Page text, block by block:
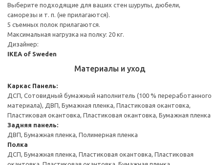
Выберите подходящие для ваших стен шурупы, дюбели,
саморезы и т. п. (не прилагаются).
5 съемных полок прилагаются.
Максимальная нагрузка на полку: 20 кг.
Дизайнер:
IKEA of Sweden
Материалы и уход
Каркас Панель:
ДСП, Сотовидный бумажный наполнитель (100 % переработанного
материала), ДВП, Бумажная пленка, Пластиковая окантовка,
Пластиковая окантовка, Пластиковая окантовка, Бумажная пленка
Задняя панель:
ДВП, Бумажная пленка, Полимерная пленка
Полка
ДСП, Бумажная пленка, Пластиковая окантовка, Пластиковая